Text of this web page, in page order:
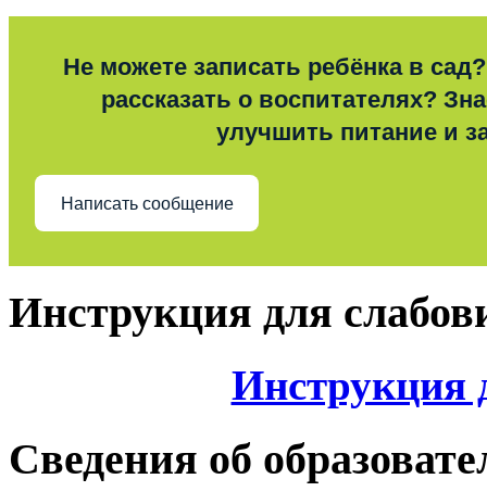
Не можете записать ребёнка в
рассказать о воспитателях?
улучшить питание и
Написать сообщение
Инструкция для
Инструкция
Сведения об